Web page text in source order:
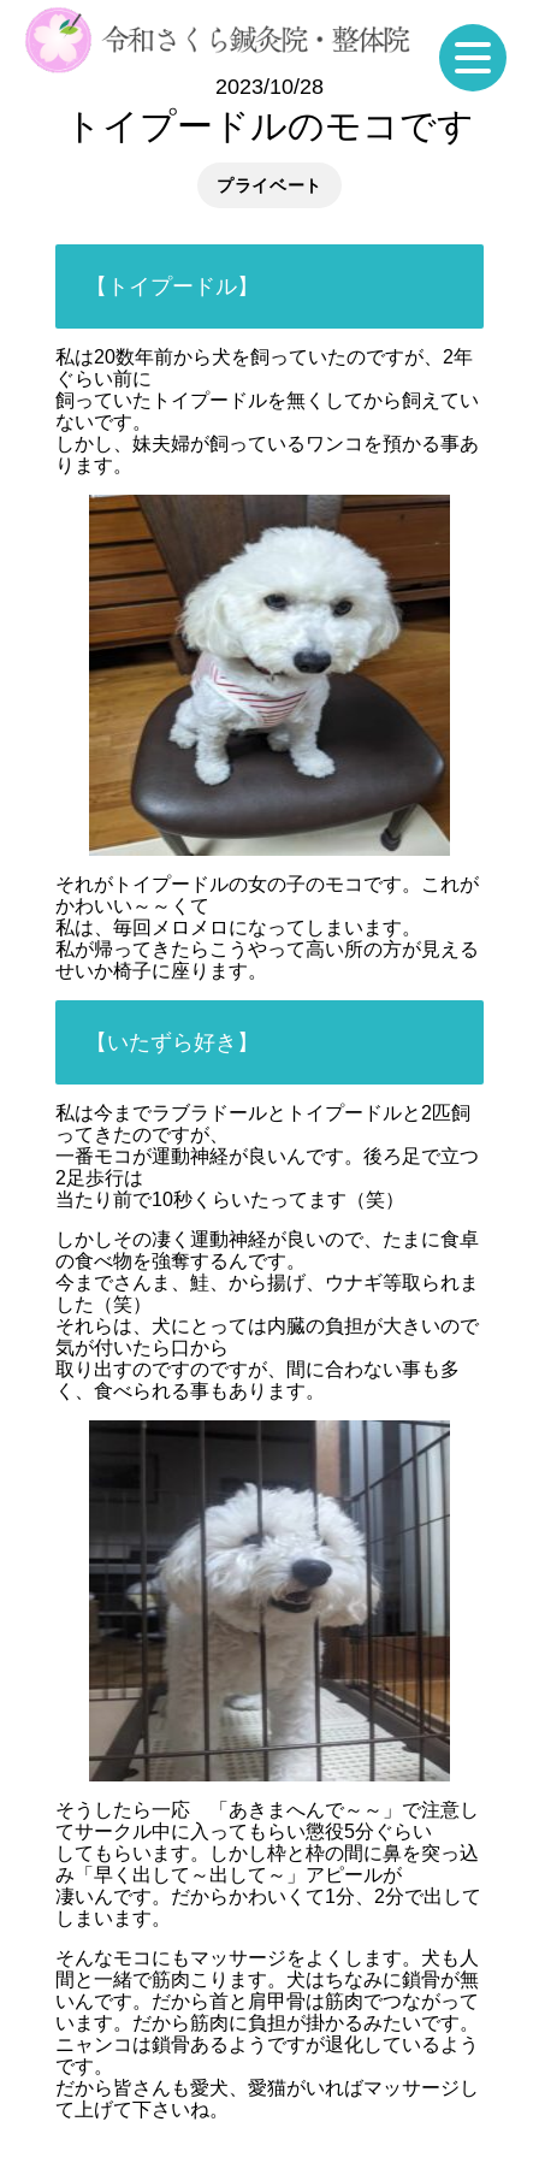
2023/10/28
トイプードルのモコです
プライベート
【トイプードル】
私は20数年前から犬を飼っていたのですが、2年
ぐらい前に
飼っていたトイプードルを無くしてから飼えてい
ないです。
しかし、妹夫婦が飼っているワンコを預かる事あ
ります。
それがトイプードルの女の子のモコです。これが
かわいい～～くて
私は、毎回メロメロになってしまいます。
私が帰ってきたらこうやって高い所の方が見える
せいか椅子に座ります。
【いたずら好き】
私は今までラブラドールとトイプードルと2匹飼
ってきたのですが、
一番モコが運動神経が良いんです。後ろ足で立つ
2足歩行は
当たり前で10秒くらいたってます（笑）
しかしその凄く運動神経が良いので、たまに食卓
の食べ物を強奪するんです。
今までさんま、鮭、から揚げ、ウナギ等取られま
した（笑）
それらは、犬にとっては内臓の負担が大きいので
気が付いたら口から
取り出すのですのですが、間に合わない事も多
く、食べられる事もあります。
そうしたら一応 「あきまへんで～～」で注意し
てサークル中に入ってもらい懲役5分ぐらい
してもらいます。しかし枠と枠の間に鼻を突っ込
み「早く出して～出して～」アピールが
凄いんです。だからかわいくて1分、2分で出して
しまいます。
そんなモコにもマッサージをよくします。犬も人
間と一緒で筋肉こります。犬はちなみに鎖骨が無
いんです。だから首と肩甲骨は筋肉でつながって
います。だから筋肉に負担が掛かるみたいです。
ニャンコは鎖骨あるようですが退化しているよう
です。
だから皆さんも愛犬、愛猫がいればマッサージし
て上げて下さいね。